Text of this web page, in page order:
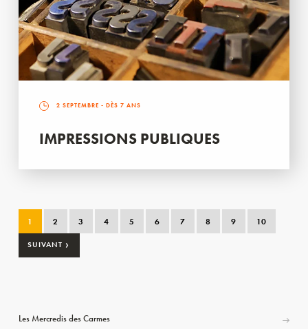
2 SEPTEMBRE - DÈS 7 ANS
IMPRESSIONS PUBLIQUES
1 2 3 4 5 6 7 8 9 10
SUIVANT ›
Les Mercredis des Carmes